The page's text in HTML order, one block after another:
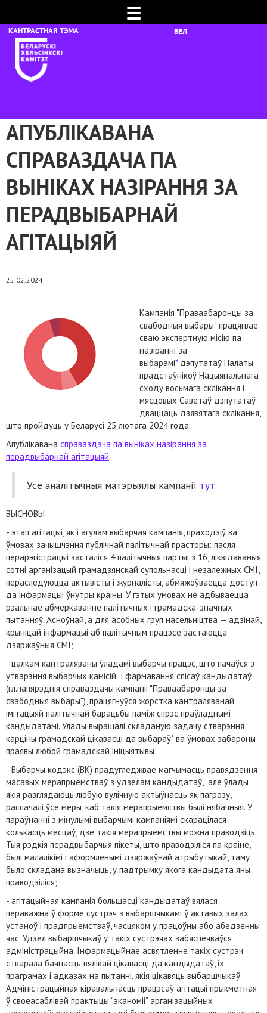
☰
БЕЛ
АПУБЛІКАВАНА
СПРАВАЗДАЧА ПА
ВЫНІКАХ НАЗІРАННЯ ЗА
ПЕРАДВЫБАРНАЙ
АГІТАЦЫЯЙ
25.02.2024
Кампанія "Праваабаронцы за
свабодныя выбары" працягвае
сваю экспертную місію па
назіранні за
выбарамі*дэпутатаў Палаты
прадстаўнікоў Нацыянальнага
сходу восьмага склікання і
мясцовых Саветаў дэпутатаў
дваццаць дзявятага склікання,
што пройдуць у Беларусі 25 лютага 2024 года.
Апублікавана справаздача па выніках назірання за
перадвыбарнай агітацыяй.
Усе аналітычныя матэрыялы кампаніі тут.
ВЫСНОВЫ
- этап агітацыі, як і агулам выбарчая кампанія, праходзіў ва
ўмовах зачышчэння публічнай палітычнай прасторы: пасля
перарэгістрацыі засталіся 4 палітычныя партыі з 16, ліквідаваныя
сотні арганізацый грамадзянскай супольнасці і незалежных СМІ,
пераследуюцца актывісты і журналісты, абмяжоўваецца доступ
да інфармацыі ўнутры краіны. У гэтых умовах не адбываецца
рэальнае абмеркаванне палітычных і грамадска-значных
пытанняў. Асноўнай, а для асобных груп насельніцтва — адзінай,
крыніцай інфармацыі аб палітычным працэсе застаюцца
дзяржаўныя СМІ;
- цалкам кантраляваны ўладамі выбарчы працэс, што пачаўся з
утварэння выбарчых камісій і фармавання спісаў кандыдатаў
(гл.папярэднія справаздачы кампаніі "Праваабаронцы за
свабодныя выбары"), працягнуўся жорстка кантраляванай
імітацыяй палітычнай барацьбы паміж спрэс праўладнымі
кандыдатамі. Улады вырашалі складаную задачу стварэння
карціны грамадскай цікавасці да выбараў* ва ўмовах забароны
праявы любой грамадскай ініцыятывы;
- Выбарчы кодэкс (ВК) прадугледжвае магчымасць правядзення
масавых мерапрыемстваў з удзелам кандыдатаў, але ўлады,
якія разглядаюць любую вулічную актыўнасць як пагрозу,
распачалі ўсе меры, каб такія мерапрыемствы былі нябачныя. У
параўнанні з мінулымі выбарчымі кампаніямі скарацілася
колькасць месцаў, дзе такія мерапрыемствы можна праводзіць.
Тыя рэдкія перадвыбарчыя пікеты, што праводзіліся па краіне,
былі малалікімі і аформленымі дзяржаўнай атрыбутыкай, таму
было складана вызначыць, у падтрымку якога кандыдата яны
праводзіліся;
- агітацыйная кампанія большасці кандыдатаў вялася
пераважна ў форме сустрэч з выбаршчыкамі ў актавых залах
устаноў і прадпрыемстваў, часцяком у працоўны або абедзенны
час. Удзел выбаршчыкаў у такіх сустрэчах забяспечваўся
адміністрацыйна. Інфармацыйнае асвятленне такіх сустрэч
стварала бачнасць вялікай цікавасці да кандыдатаў, іх
праграмах і адказах на пытанні, якія цікавяць выбаршчыкаў.
Адміністрацыйная кіравальнасць працэсаў агітацыі прыкметная
ў своеасаблівай практыцы “эканоміі” арганізацыйных